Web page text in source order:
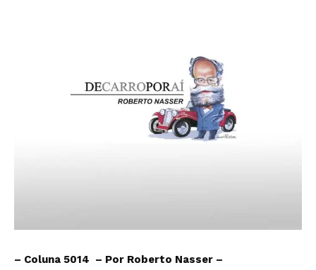
– Coluna 5014 – Por Roberto Nasser –